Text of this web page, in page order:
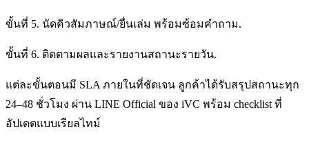
ขั้นที่ 5. นัดคิวสัมภาษณ์/ยื่นเล่ม พร้อมซ้อมคำถาม.
ขั้นที่ 6. ติดตามผลและรายงานสถานะรายวัน.
แต่ละขั้นตอนมี SLA ภายในที่ชัดเจน ลูกค้าได้รับสรุปสถานะทุก
24–48 ชั่วโมง ผ่าน LINE Official ของ iVC พร้อม checklist ที่
อัปเดตแบบเรียลไทม์